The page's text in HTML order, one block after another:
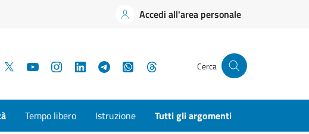
Accedi all'area personale
Facebook YouTubeInstagramLinkedInTelegramWhatsApp Cerca
Tempo libero Istruzione Tutti gli argomenti